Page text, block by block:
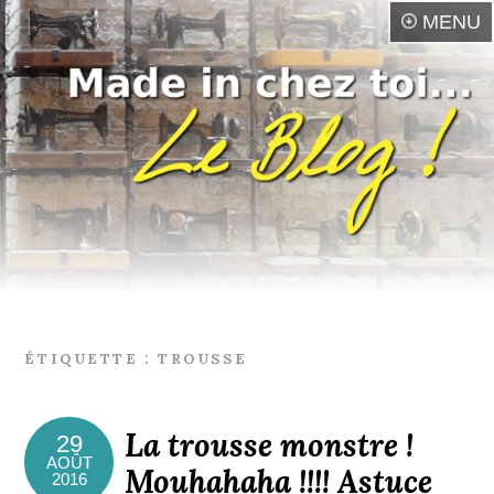
MENU
ÉTIQUETTE :TROUSSE
29
AOÛT
2016
La trousse monstre !
Mouhahaha !!!! Astuce